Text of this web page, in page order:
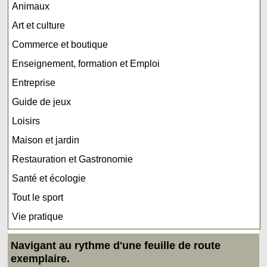
Animaux
Art et culture
Commerce et boutique
Enseignement, formation et Emploi
Entreprise
Guide de jeux
Loisirs
Maison et jardin
Restauration et Gastronomie
Santé et écologie
Tout le sport
Vie pratique
Navigant au rythme d'une feuille de route
exemplaire.